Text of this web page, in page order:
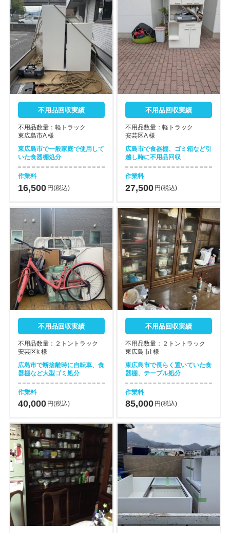
不用品回収実績
不用品数量：軽トラック
東広島市A 様
東広島市で一般家庭で使用して
いた食器棚処分
作業料
16,500 円(税込)
不用品回収実績
不用品数量：軽トラック
安芸区A 様
広島市で食器棚、ゴミ箱など引
越し時に不用品回収
作業料
27,500 円(税込)
不用品回収実績
不用品数量：２トントラック
安芸区k 様
広島市で断捨離時に自転車、食
器棚など大型ゴミ処分
作業料
40,000 円(税込)
不用品回収実績
不用品数量：２トントラック
東広島市I 様
東広島市で長らく置いていた食
器棚、テーブル処分
作業料
85,000 円(税込)